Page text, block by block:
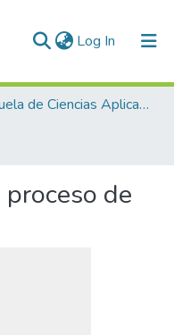
Log In (current)
Escuela de Ciencias Aplicadas e Ingeniería
de